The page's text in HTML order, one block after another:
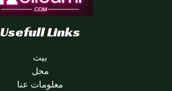
Usefull Links
بيت
محل
معلومات عنا